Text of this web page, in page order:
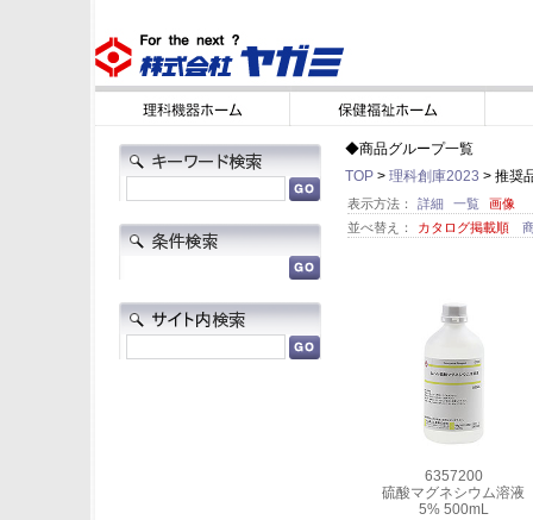
◆商品グループ一覧
TOP > 理科創庫2023 > 推奨
表示方法： 詳細 一覧
画像
並べ替え：
カタログ掲載順
6357200
硫酸マグネシウム溶液
5% 500mL